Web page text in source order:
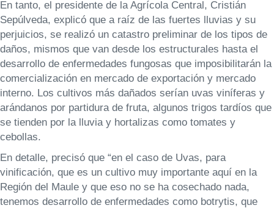
En tanto, el presidente de la Agrícola Central, Cristián
Sepúlveda, explicó que a raíz de las fuertes lluvias y su
perjuicios, se realizó un catastro preliminar de los tipos de
daños, mismos que van desde los estructurales hasta el
desarrollo de enfermedades fungosas que imposibilitarán la
comercialización en mercado de exportación y mercado
interno. Los cultivos más dañados serían uvas viníferas y
arándanos por partidura de fruta, algunos trigos tardíos que
se tienden por la lluvia y hortalizas como tomates y
cebollas.
En detalle, precisó que “en el caso de Uvas, para
vinificación, que es un cultivo muy importante aquí en la
Región del Maule y que eso no se ha cosechado nada,
tenemos desarrollo de enfermedades como botrytis, que